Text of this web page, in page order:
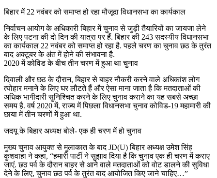
बिहार में 22 नवंबर को समाप्त हो रहा मौजूदा विधानसभा का कार्यकाल
निर्वाचन आयोग के अधिकारी बिहार में चुनाव से जुड़ी तैयारियों का जायजा लेने
के लिए पटना की दो दिन की यात्रा पर हैं. बिहार की 243 सदस्यीय विधानसभा
का कार्यकाल 22 नवंबर को समाप्त हो रहा है. पहले चरण का चुनाव छठ के तुरंत
बाद अक्टूबर के अंत में होने की संभावना है.
2020 में कोविड के बीच तीन चरण में हुआ था चुनाव
दिवाली और छठ के दौरान, बिहार से बाहर नौकरी करने वाले अधिकांश लोग
त्योहार मनाने के लिए घर लौटते हैं और ऐसा माना जाता है कि मतदाताओं की
अधिक भागीदारी सुनिश्चित करने के लिए चुनाव कराने का यह सबसे अच्छा
समय है. वर्ष 2020 में, राज्य में पिछला विधानसभा चुनाव कोविड-19 महामारी की
छाया में तीन चरणों में हुआ था.
जदयू के बिहार अध्यक्ष बोले- एक ही चरण में हो चुनाव
मुख्य चुनाव आयुक्त से मुलाकात के बाद JD(U) बिहार अध्यक्ष उमेश सिंह
कुशवाहा ने कहा, “हमारी पार्टी ने सुझाव दिया है कि चुनाव एक ही चरण में कराए
जाएं. छठ पर्व के दौरान बाहर से आने वाले मतदाताओं को वोट डालने की सुविधा
देने के लिए, चुनाव छठ पर्व के तुरंत बाद आयोजित किए जाने चाहिए…”